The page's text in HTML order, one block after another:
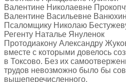
Валентине Николаевне
Валентине Васильевне
Псаломщику Николаю
Регенту Наталье Януленок
Протодиакону Александру
вместе с которыми довелось
в Токсово. Без их
трудов невозможно было бы
вышеперечисленного.